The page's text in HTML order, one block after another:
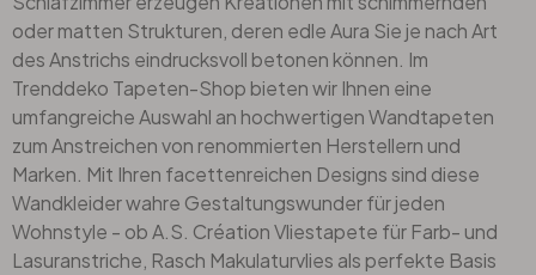
oder matten Strukturen, deren edle Aura Sie je nach Art
des Anstrichs eindrucksvoll betonen können. Im
Trenddeko Tapeten-Shop bieten wir Ihnen eine
umfangreiche Auswahl an hochwertigen Wandtapeten
zum Anstreichen von renommierten Herstellern und
Marken. Mit Ihren facettenreichen Designs sind diese
Wandkleider wahre Gestaltungswunder für jeden
Wohnstyle - ob A.S. Création Vliestapete für Farb- und
Lasuranstriche, Rasch Makulaturvlies als perfekte Basis